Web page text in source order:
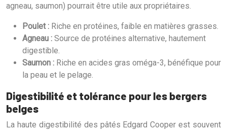
agneau, saumon) pourrait être utile aux propriétaires.
Poulet : Riche en protéines, faible en matières grasses.
Agneau : Source de protéines alternative, hautement
digestible.
Saumon : Riche en acides gras oméga-3, bénéfique pour
la peau et le pelage.
Digestibilité et tolérance pour les bergers
belges
La haute digestibilité des pâtés Edgard Cooper est souvent